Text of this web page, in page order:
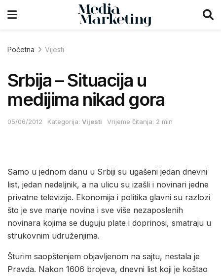
Početna Vijesti
Srbija – Situacija u
medijima nikad gora
05/06/2012 Kategorija: Vijesti Vrijeme čitanja: 2 min
Samo u jednom danu u Srbiji su ugašeni jedan dnevni
list, jedan nedeljnik, a na ulicu su izašli i novinari jedne
privatne televizije. Ekonomija i politika glavni su razlozi
što je sve manje novina i sve više nezaposlenih
novinara kojima se duguju plate i doprinosi, smatraju u
strukovnim udruženjima.
Šturim saopštenjem objavljenom na sajtu, nestala je
Pravda. Nakon 1606 brojeva, dnevni list koji je koštao